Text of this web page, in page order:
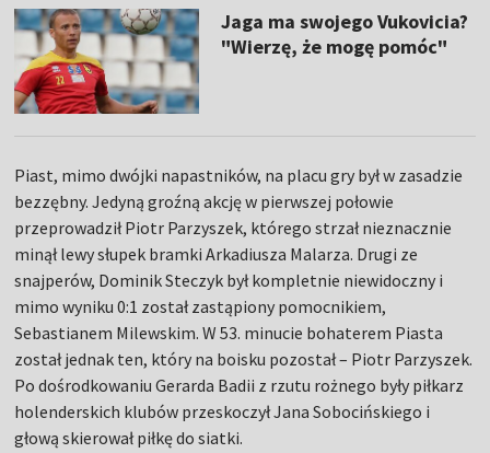
Jaga ma swojego Vukovicia?
"Wierzę, że mogę pomóc"
Piast, mimo dwójki napastników, na placu gry był w zasadzie
bezzębny. Jedyną groźną akcję w pierwszej połowie
przeprowadził Piotr Parzyszek, którego strzał nieznacznie
minął lewy słupek bramki Arkadiusza Malarza. Drugi ze
snajperów, Dominik Steczyk był kompletnie niewidoczny i
mimo wyniku 0:1 został zastąpiony pomocnikiem,
Sebastianem Milewskim. W 53. minucie bohaterem Piasta
został jednak ten, który na boisku pozostał – Piotr Parzyszek.
Po dośrodkowaniu Gerarda Badii z rzutu rożnego były piłkarz
holenderskich klubów przeskoczył Jana Sobocińskiego i
głową skierował piłkę do siatki.